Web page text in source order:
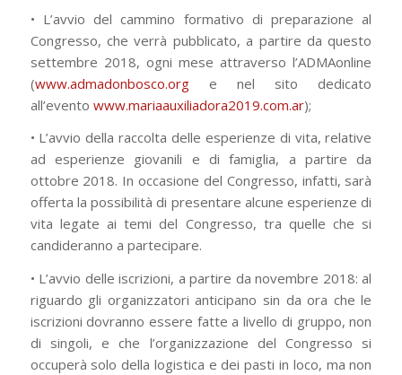
• L’avvio del cammino formativo di preparazione al
Congresso, che verrà pubblicato, a partire da questo
settembre 2018, ogni mese attraverso l’ADMAonline
(www.admadonbosco.orge nel sito dedicato
all’evento www.mariaauxiliadora2019.com.ar);
• L’avvio della raccolta delle esperienze di vita, relative
ad esperienze giovanili e di famiglia, a partire da
ottobre 2018. In occasione del Congresso, infatti, sarà
offerta la possibilità di presentare alcune esperienze di
vita legate ai temi del Congresso, tra quelle che si
candideranno a partecipare.
• L’avvio delle iscrizioni, a partire da novembre 2018: al
riguardo gli organizzatori anticipano sin da ora che le
iscrizioni dovranno essere fatte a livello di gruppo, non
di singoli, e che l’organizzazione del Congresso si
occuperà solo della logistica e dei pasti in loco, ma non